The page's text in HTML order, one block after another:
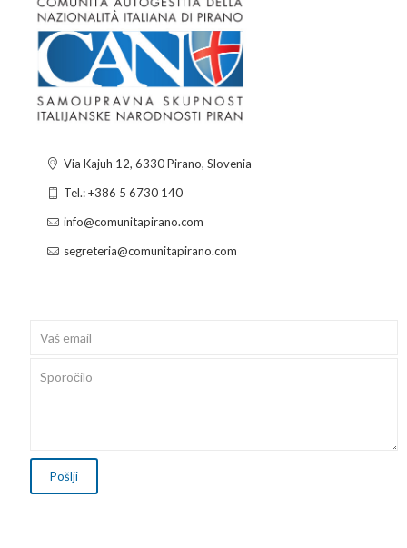
Via Kajuh 12, 6330 Pirano, Slovenia
Tel.: +386 5 6730 140
info@comunitapirano.com
segreteria@comunitapirano.com